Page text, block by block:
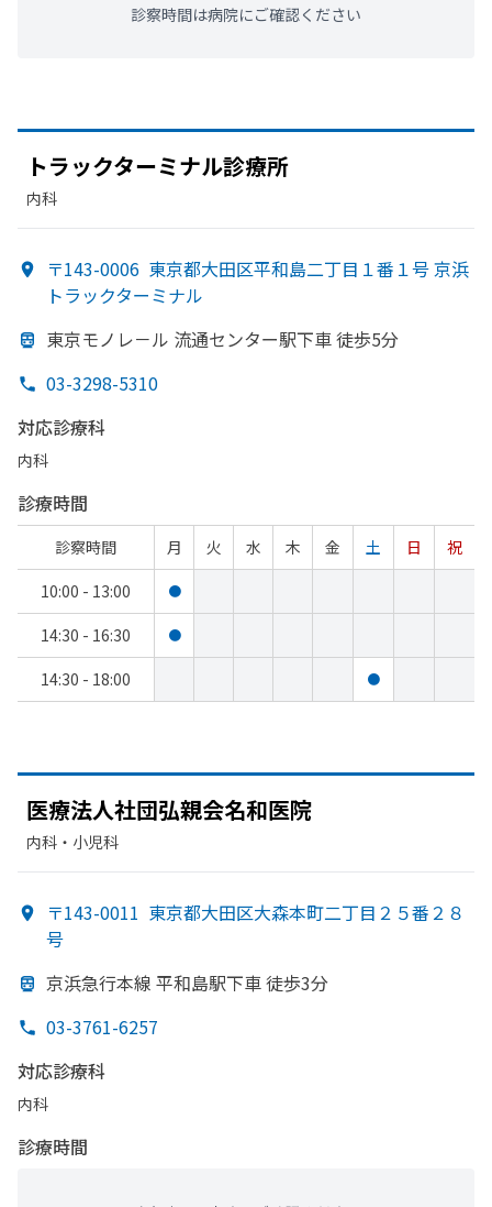
診察時間は病院にご確認ください
トラックターミナル診療所
内科
〒143-0006 東京都大田区平和島二丁目１番１号 京浜
トラックターミナル
東京モノレ－ル 流通センター駅下車 徒歩5分
03-3298-5310
対応診療科
内科
診療時間
診察時間 月 火 水 木 金 土 日
祝
10:00 - 13:00
●
14:30 - 16:30 ●
14:30 - 18:00 ●
医療法人社団弘親会名和医院
内科・​小児科
〒143-0011 東京都大田区大森本町二丁目２５番２８
号
京浜急行本線 平和島駅下車 徒歩3分
03-3761-6257
対応診療科
内科
診療時間